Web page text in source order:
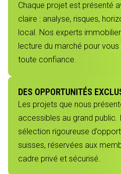
Chaque projet est présenté
claire : analyse, risques,
local. Nos experts
lecture du marché pour
toute confiance.
DES OPPORTUNITÉS
Les projets que nous
accessibles au grand public.
sélection rigoureuse
suisses, réservées aux
cadre privé et sécurisé.